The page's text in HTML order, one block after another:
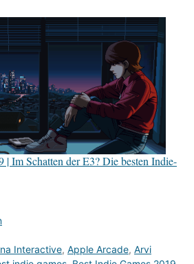
| Im Schatten der E3? Die besten Indie-
Interactive, Apple Arcade, Arvi